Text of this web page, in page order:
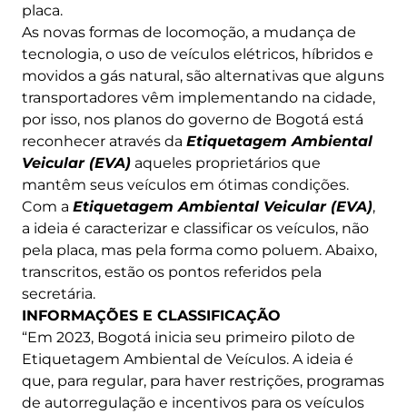
placa.
As novas formas de locomoção, a mudança de
tecnologia, o uso de veículos elétricos, híbridos e
movidos a gás natural, são alternativas que alguns
transportadores vêm implementando na cidade,
por isso, nos planos do governo de Bogotá está
reconhecer através da Etiquetagem Ambiental
Veicular (EVA) aqueles proprietários que
mantêm seus veículos em ótimas condições.
Com a Etiquetagem Ambiental Veicular (EVA),
a ideia é caracterizar e classificar os veículos, não
pela placa, mas pela forma como poluem. Abaixo,
transcritos, estão os pontos referidos pela
secretária.
INFORMAÇÕES E CLASSIFICAÇÃO
“Em 2023, Bogotá inicia seu primeiro piloto de
Etiquetagem Ambiental de Veículos. A ideia é
que, para regular, para haver restrições, programas
de autorregulação e incentivos para os veículos